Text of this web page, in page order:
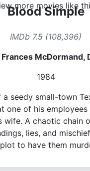
more movies like
Blood Simple
IMDb 7.5 (108,396)
McDormand,
1984
a seedy small-town
one of his employees
wife. A chaotic chain
lies, and
to have them